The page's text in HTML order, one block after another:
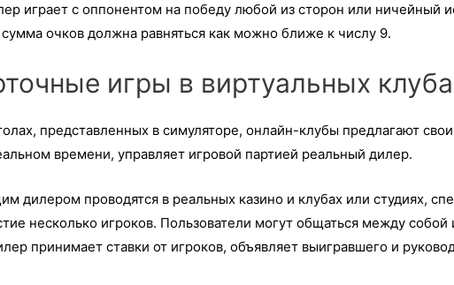
играет с оппонентом на победу любой из сторон или ничейный
очков должна равняться как можно ближе к числу 9.
игры в виртуальных
представленных в симуляторе, онлайн-клубы предлагают
времени, управляет игровой партией реальный дилер.
дилером проводятся в реальных казино и клубах или студиях,
несколько игроков. Пользователи могут общаться между
принимает ставки от игроков, объявляет выигравшего и